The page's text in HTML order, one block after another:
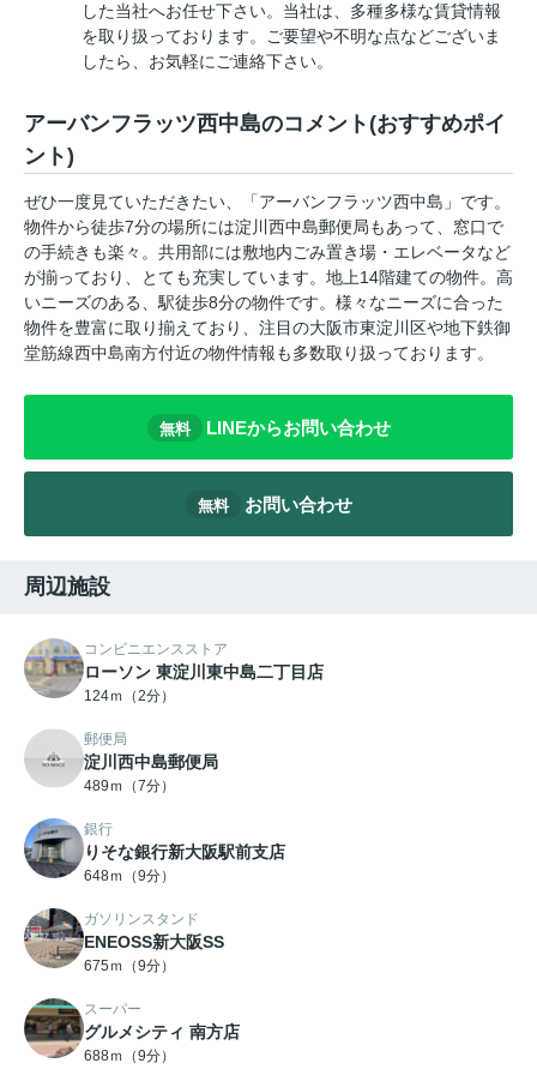
した当社へお任せ下さい。当社は、多種多様な賃貸情報
を取り扱っております。ご要望や不明な点などございま
したら、お気軽にご連絡下さい。
アーバンフラッツ西中島のコメント(おすすめポイ
ント)
ぜひ一度見ていただきたい、「アーバンフラッツ西中島」です。
物件から徒歩7分の場所には淀川西中島郵便局もあって、窓口で
の手続きも楽々。共用部には敷地内ごみ置き場・エレベータなど
が揃っており、とても充実しています。地上14階建ての物件。高
いニーズのある、駅徒歩8分の物件です。様々なニーズに合った
物件を豊富に取り揃えており、注目の大阪市東淀川区や地下鉄御
堂筋線西中島南方付近の物件情報も多数取り扱っております。
無料 LINEからお問い合わせ
無料 お問い合わせ
周辺施設
コンビニエンスストア
ローソン 東淀川東中島二丁目店
124ｍ（2分）
郵便局
淀川西中島郵便局
489ｍ（7分）
銀行
りそな銀行新大阪駅前支店
648ｍ（9分）
ガソリンスタンド
ENEOSS新大阪SS
675ｍ（9分）
スーパー
グルメシティ 南方店
688ｍ（9分）